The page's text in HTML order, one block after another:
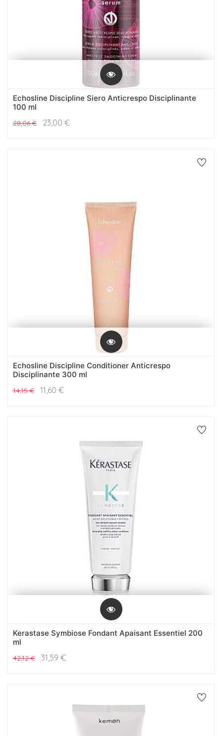
Echosline Discipline Siero Anticrespo Disciplinante
100 ml
28,06€ 23,00 €
Echosline Discipline Conditioner Anticrespo
Disciplinante 300 ml
14,15€ 11,60 €
Kerastase Symbiose Fondant Apaisant Essentiel 200
ml
42,12€ 31,59 €